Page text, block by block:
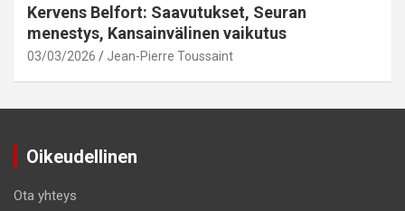
Kervens Belfort: Saavutukset, Seuran
menestys, Kansainvälinen vaikutus
03/03/2026 Jean-Pierre Toussaint
Oikeudellinen
Ota yhteys